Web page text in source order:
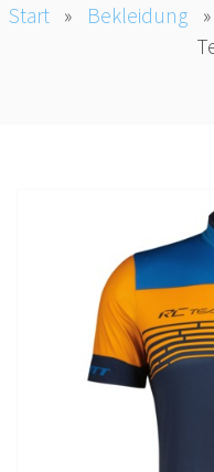
Start » Bekleidung »